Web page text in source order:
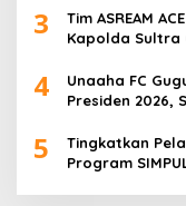
3
Tim ASREAM
Kapolda Sultra
4
Unaaha FC
Presiden 2026,
5
Tingkatkan
Program